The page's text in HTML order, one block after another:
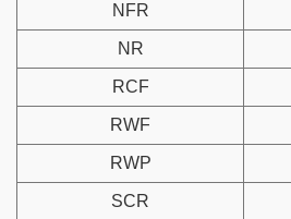
NFR
NR
RCF
RWF
RWP
SCR